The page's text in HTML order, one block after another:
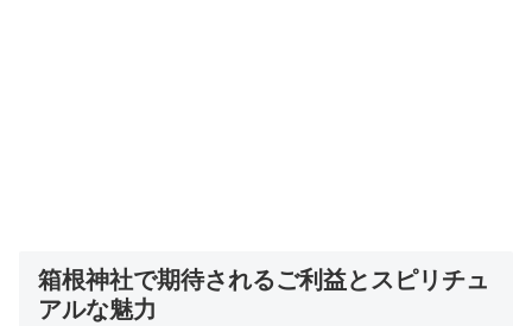
箱根神社で期待されるご利益とスピリチュ
アルな魅力